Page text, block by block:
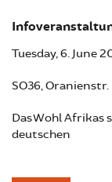
Tuesday, 6. June
SO36,
Das Wohl Afrikas
deutschen